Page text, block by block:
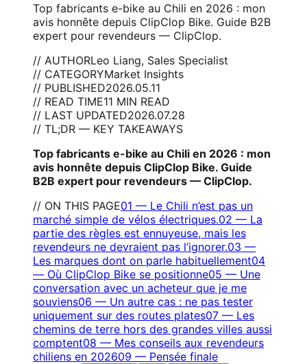
Top fabricants e-bike au Chili en 2026 : mon
avis honnête depuis ClipClop Bike. Guide B2B
expert pour revendeurs — ClipClop.
// AUTHORLeo Liang, Sales Specialist
// CATEGORYMarket Insights
// PUBLISHED2026.05.11
// READ TIME11 MIN READ
// LAST UPDATED2026.07.28
// TL;DR — KEY TAKEAWAYS
Top fabricants e-bike au Chili en 2026 : mon
avis honnête depuis ClipClop Bike. Guide
B2B expert pour revendeurs — ClipClop.
// ON THIS PAGE01 — Le Chili n’est pas un
marché simple de vélos électriques.02 — La
partie des règles est ennuyeuse, mais les
revendeurs ne devraient pas l’ignorer.03 —
Les marques dont on parle habituellement04
— Où ClipClop Bike se positionne05 — Une
conversation avec un acheteur que je me
souviens06 — Un autre cas : ne pas tester
uniquement sur des routes plates07 — Les
chemins de terre hors des grandes villes aussi
comptent08 — Mes conseils aux revendeurs
chiliens en 202609 — Pensée finale